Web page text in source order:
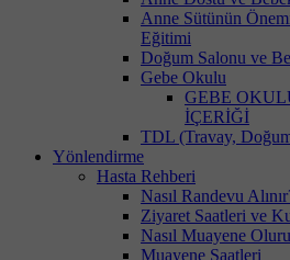
Anne Sütünün
Eğitimi
Doğum Salonu ve
Gebe Okulu
GEBE
İÇERİĞİ
TDL (Travay,
Yönlendirme
Hasta Rehberi
Nasıl Randevu
Ziyaret Saatleri ve
Nasıl Muayene
Muayene Saatleri